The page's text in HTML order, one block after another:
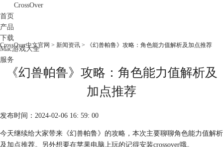
CrossOver
首页
产品
下载
Mac游戏大全
服务
购买
CrossOver中文官网 > 新闻资讯 > 《幻兽帕鲁》攻略：角色能力值解析及加点推荐
《幻兽帕鲁》攻略：角色能力值解析及
加点推荐
发布时间：2024-02-06 16: 59: 00
今天继续给大家带来《幻兽帕鲁》的攻略，本次主要聊聊角色能力值解析
及加点推荐。另外想要在苹果电脑上玩的记得安装crossover哦。